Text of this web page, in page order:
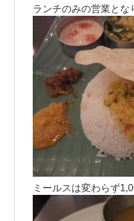
ランチのみの営業とな
ミールスは変わらず